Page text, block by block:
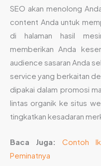
SEO akan menolong
content Anda untuk
di halaman hasil
memberikan Anda
audience sasaran Anda
service yang berkaitan
dipakai dalam promosi
lintas organik ke situs
tingkatkan kesadaran
Baca Juga:
Contoh
Peminatnya